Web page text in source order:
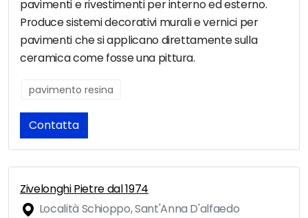
pavimenti e rivestimenti per interno ed esterno.
Produce sistemi decorativi murali e vernici per
pavimenti che si applicano direttamente sulla
ceramica come fosse una pittura.
pavimento resina
Contatta
Zivelonghi Pietre dal 1974
Località Schioppo, Sant'Anna D'alfaedo